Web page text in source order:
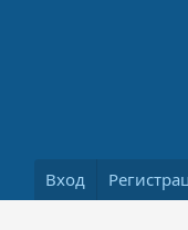
Вход